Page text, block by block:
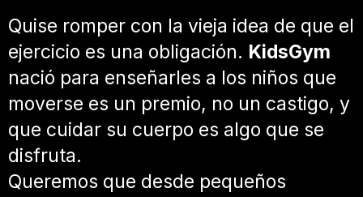
Quise romper con la vieja idea de que el
ejercicio es una obligación. KidsGym
nació para enseñarles a los niños que
moverse es un premio, no un castigo, y
que cuidar su cuerpo es algo que se
disfruta.
Queremos que desde pequeños